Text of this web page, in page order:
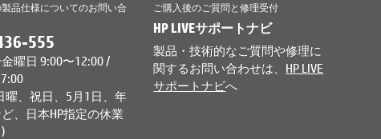
製品仕様についてのお問い合
555
曜日 9:00〜12:00 /
曜、祝日、5月1日、年
、日本HP指定の休業
ご購入後のご質問と修理受付
HP LIVEサポートナビ
製品・技術的なご質問や修理に
関するお問い合わせは、 HP LIVE
サポートナビへ